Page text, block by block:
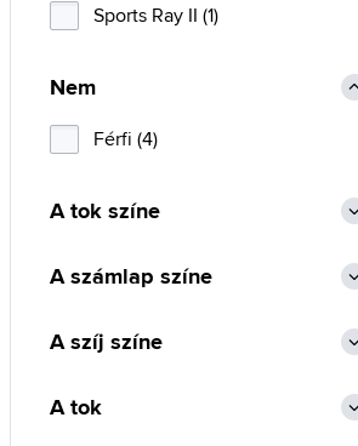
Sports Ray II (1)
Nem
Férfi (4)
A tok színe
A számlap színe
A szíj színe
A tok